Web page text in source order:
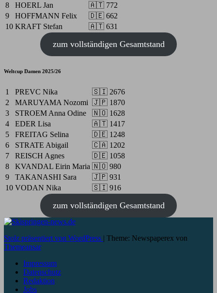
8
HOERL Jan 🇦🇹 772
9
HOFFMANN Felix 🇩🇪 662
10 KRAFT Stefan 🇦🇹 631
zum vollständigen Gesamtstand
Weltcup Damen 2025/26
1 PREVC Nika 🇸🇮 2676
2
MARUYAMA Nozomi 🇯🇵 1870
3
STROEM Anna Odine 🇳🇴 1628
4
EDER Lisa 🇦🇹 1417
5
FREITAG Selina 🇩🇪 1248
6
STRATE Abigail 🇨🇦 1202
7
REISCH Agnes 🇩🇪 1058
8
KVANDAL Eirin Maria 🇳🇴 980
9
TAKANASHI Sara 🇯🇵 931
10 VODAN Nika 🇸🇮 916
zum vollständigen Gesamtstand
Stolz präsentiert von WordPress | Theme: Newspaperex von
Themeansar
Impressum
Datenschutz
Redaktion
Jobs